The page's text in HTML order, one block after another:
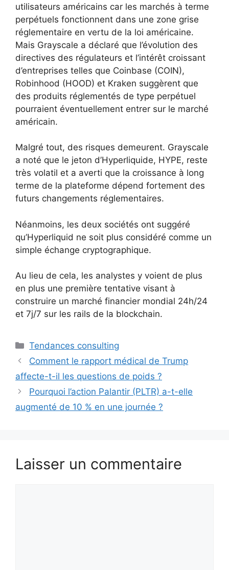
utilisateurs américains car les marchés à terme
perpétuels fonctionnent dans une zone grise
réglementaire en vertu de la loi américaine.
Mais Grayscale a déclaré que l’évolution des
directives des régulateurs et l’intérêt croissant
d’entreprises telles que Coinbase (COIN),
Robinhood (HOOD) et Kraken suggèrent que
des produits réglementés de type perpétuel
pourraient éventuellement entrer sur le marché
américain.
Malgré tout, des risques demeurent. Grayscale
a noté que le jeton d’Hyperliquide, HYPE, reste
très volatil et a averti que la croissance à long
terme de la plateforme dépend fortement des
futurs changements réglementaires.
Néanmoins, les deux sociétés ont suggéré
qu’Hyperliquid ne soit plus considéré comme un
simple échange cryptographique.
Au lieu de cela, les analystes y voient de plus
en plus une première tentative visant à
construire un marché financier mondial 24h/24
et 7j/7 sur les rails de la blockchain.
Catégories
Tendances consulting
Comment le rapport médical de Trump
affecte-t-il les questions de poids ?
Pourquoi l’action Palantir (PLTR) a-t-elle
augmenté de 10 % en une journée ?
Laisser un commentaire